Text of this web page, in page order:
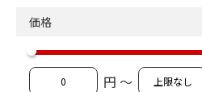
価格
円 ～